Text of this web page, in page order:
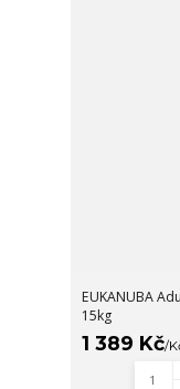
EUKANUBA
15kg
1 389 Kč/